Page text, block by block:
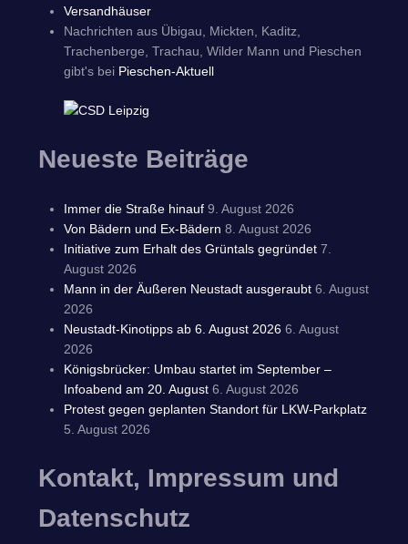
Versandhäuser
Nachrichten aus Übigau, Mickten, Kaditz,
Trachenberge, Trachau, Wilder Mann und Pieschen
gibt's bei Pieschen-Aktuell
Neueste Beiträge
Immer die Straße hinauf 9. August 2026
Von Bädern und Ex-Bädern 8. August 2026
Initiative zum Erhalt des Grüntals gegründet 7.
August 2026
Mann in der Äußeren Neustadt ausgeraubt 6. August
2026
Neustadt-Kinotipps ab 6. August 2026 6. August
2026
Königsbrücker: Umbau startet im September –
Infoabend am 20. August 6. August 2026
Protest gegen geplanten Standort für LKW-Parkplatz
5. August 2026
Kontakt, Impressum und
Datenschutz